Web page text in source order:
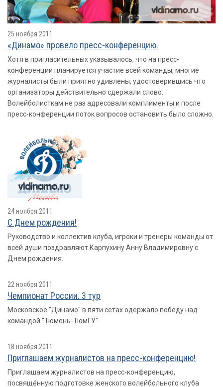
25 ноября 2011
«Динамо» провело пресс-конференцию.
Хотя в пригласительных указывалось, что на пресс-
конференции планируется участие всей команды, многие
журналисты были приятно удивлены, удостоверившись что
организаторы действительно сдержали слово.
Волейболисткам не раз адресовали комплименты и после
пресс-конференции поток вопросов остановить было сложно.
24 ноября 2011
С Днем рождения!
Руководство и коллектив клуба, игроки и тренеры команды от
всей души поздравляют Карпухину Анну Владимировну с
Днем рождения.
22 ноября 2011
Чемпионат России. 3 тур
Московское "Динамо" в пяти сетах одержало победу над
командой "Тюмень-ТюмГУ"
18 ноября 2011
Приглашаем журналистов на пресс-конференцию!
Приглашаем журналистов на пресс-конференцию,
посвящённую подготовке женского волейбольного клуба